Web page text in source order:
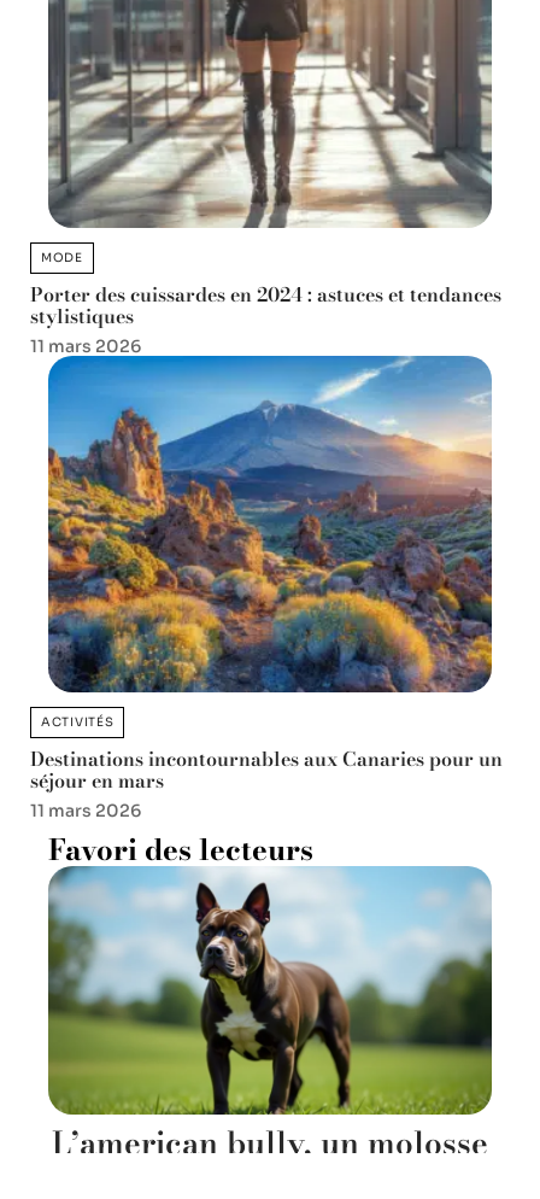
MODE
Porter des cuissardes en 2024 : astuces et tendances
stylistiques
11 mars 2026
ACTIVITÉS
Destinations incontournables aux Canaries pour un
séjour en mars
11 mars 2026
Favori des lecteurs
L’american bully, un molosse